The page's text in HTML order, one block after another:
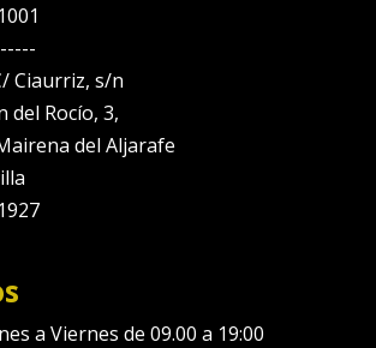
Ciaurriz, s/n
del Rocío, 3,
del Aljarafe
a Viernes de 09.00 a 19:00